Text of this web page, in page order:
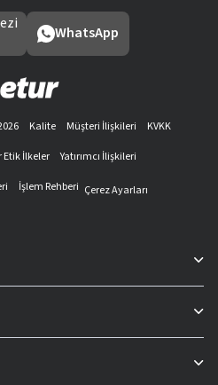
WhatsApp
Kalite Müşteri İlişkileri
KVKK
Etik İlkeler
Yatırımcı İlişkileri
İşlem Rehberi Çerez Ayarları